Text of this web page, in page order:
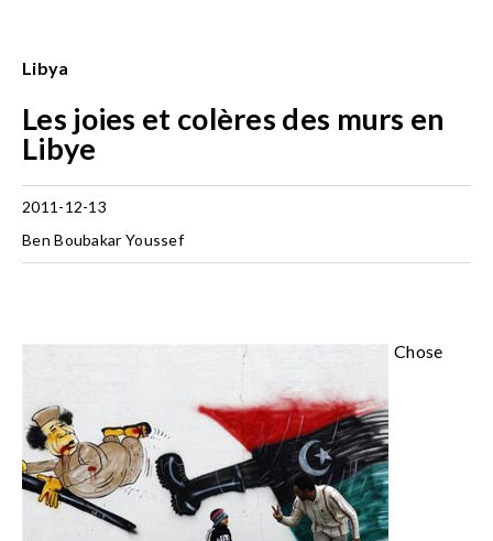
Libya
Les joies et colères des murs en
Libye
2011-12-13
Ben Boubakar Youssef
Chose